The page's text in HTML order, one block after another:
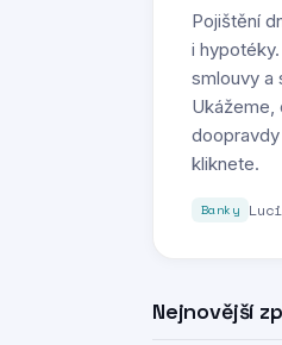
Pojištění
i
smlouvy a
Ukážeme,
kliknete.
Banky
Nejnovější